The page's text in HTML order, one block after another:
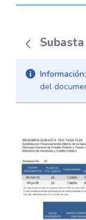
Información:
del